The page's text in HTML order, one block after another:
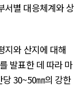
서별 대응체계와 상
지와 산지에 대해
발표한 데 따라 마
당 30~50㎜의 강한